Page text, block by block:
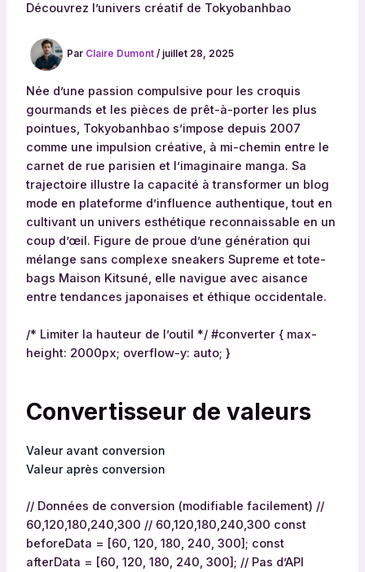
Découvrez l’univers créatif de Tokyobanhbao
Par Claire Dumont / juillet 28, 2025
Née d’une passion compulsive pour les croquis
gourmands et les pièces de prêt-à-porter les plus
pointues, Tokyobanhbao s’impose depuis 2007
comme une impulsion créative, à mi-chemin entre le
carnet de rue parisien et l’imaginaire manga. Sa
trajectoire illustre la capacité à transformer un blog
mode en plateforme d’influence authentique, tout en
cultivant un univers esthétique reconnaissable en un
coup d’œil. Figure de proue d’une génération qui
mélange sans complexe sneakers Supreme et tote-
bags Maison Kitsuné, elle navigue avec aisance
entre tendances japonaises et éthique occidentale.
/* Limiter la hauteur de l’outil */ #converter { max-
height: 2000px; overflow-y: auto; }
Convertisseur de valeurs
Valeur avant conversion
Valeur après conversion
// Données de conversion (modifiable facilement) //
60,120,180,240,300 // 60,120,180,240,300 const
beforeData = [60, 120, 180, 240, 300]; const
afterData = [60, 120, 180, 240, 300]; // Pas d’API